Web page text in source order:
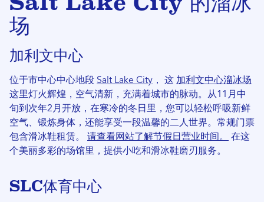
场
加利文中心
位于市中心中心地段 Salt Lake City ， 这 加利文中心溜冰场
这里灯火辉煌，空气清新，充满着城市的脉动。从11月中
旬到次年2月开放，在寒冷的冬日里，您可以轻松呼吸新鲜
空气、锻炼身体，还能享受一段温馨的二人世界。常规门票
包含滑冰鞋租赁。 请查看网站了解节假日营业时间。
在这
个美丽多彩的场馆里，提供小吃和滑冰鞋磨刃服务。
SLC体育中心